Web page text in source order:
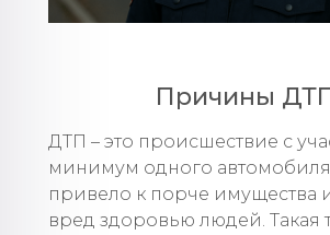
Причины
ДТП – это происшествие с
минимум одного
привело к порче имущества
вред здоровью людей. Такая